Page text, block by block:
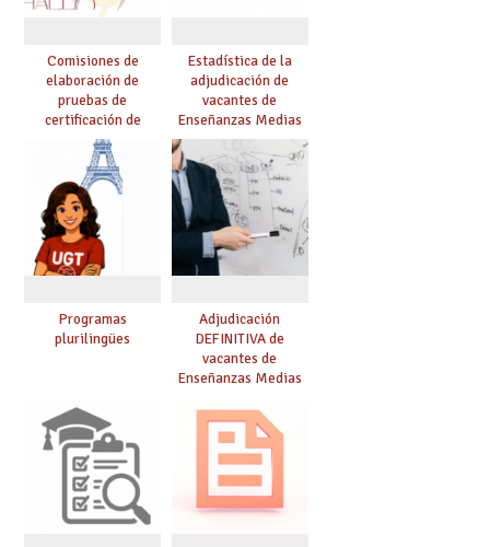
Comisiones de
elaboración de
pruebas de
certificación de
competencia
lingüística: publicada
resolución definitiva
Estadística de la
adjudicación de
vacantes de
Enseñanzas Medias
para el curso 26/27
Programas
plurilingües
Adjudicación
DEFINITIVA de
vacantes de
Enseñanzas Medias